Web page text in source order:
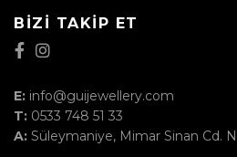
BIZI TAKIP ET
E: info@guijewellery.com
T: 0533 748 51 33
A: Süleymaniye, Mimar Sinan Cd.